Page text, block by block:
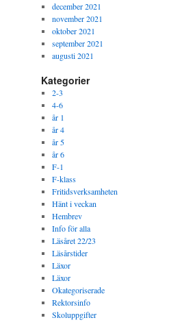
december 2021
november 2021
oktober 2021
september 2021
augusti 2021
Kategorier
2-3
4-6
år 1
år 4
år 5
år 6
F-1
F-klass
Fritidsverksamheten
Hänt i veckan
Hembrev
Info för alla
Läsåret 22/23
Läsårstider
Läxor
Läxor
Okategoriserade
Rektorsinfo
Skoluppgifter